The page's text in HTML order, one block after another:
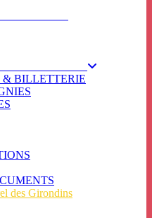
& BILLETTERIE
des Girondins